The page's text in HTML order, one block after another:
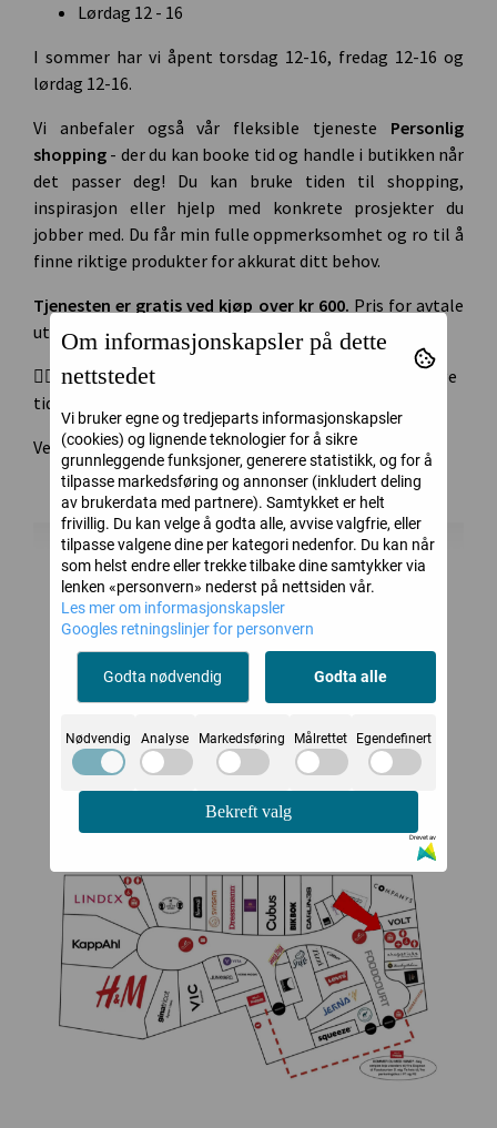
Lørdag 12 - 16
I sommer har vi åpent torsdag 12-16, fredag 12-16 og
lørdag 12-16.
Vi anbefaler også vår fleksible tjeneste Personlig
shopping - der du kan booke tid og handle i butikken når
det passer deg! Du kan bruke tiden til shopping,
inspirasjon eller hjelp med konkrete prosjekter du
jobber med. Du får min fulle oppmerksomhet og ro til å
finne riktige produkter for akkurat ditt behov.
Tjenesten er gratis ved kjøp over kr 600. Pris for avtale
uten kjøp kr 390.
👉🏻 Du booker tid via
. Tilgjengelige
tidspunkt vil variere.
Velkommen!!
Om informasjonskapsler på dette
nettstedet
Vi bruker egne og tredjeparts informasjonskapsler
(cookies) og lignende teknologier for å sikre
grunnleggende funksjoner, generere statistikk, og for å
tilpasse markedsføring og annonser (inkludert deling
av brukerdata med partnere). Samtykket er helt
frivillig. Du kan velge å godta alle, avvise valgfrie, eller
tilpasse valgene dine per kategori nedenfor. Du kan når
som helst endre eller trekke tilbake dine samtykker via
lenken «personvern» nederst på nettsiden vår.
Les mer om informasjonskapsler
Googles retningslinjer for personvern
Godta nødvendig Godta alle
Nødvendig Analyse Markedsføring Målrettet Egendefinert
Bekreft valg
Drevet av